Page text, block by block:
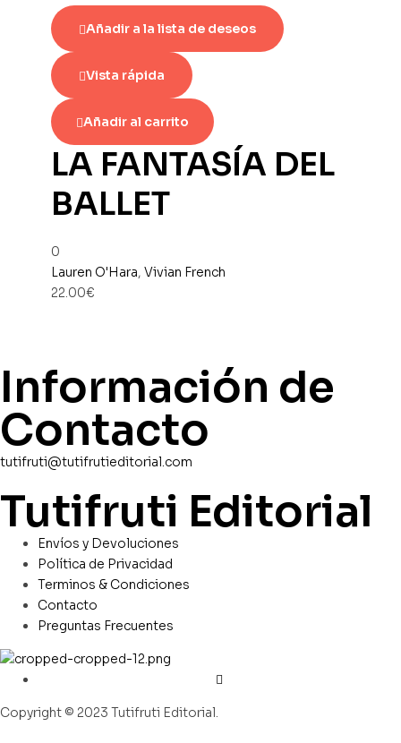
Añadir a la lista de deseos
Vista rápida
Añadir al carrito
LA FANTASÍA DEL
BALLET
0
Lauren O'Hara, Vivian French
22.00€
Información de
Contacto
tutifruti@tutifrutieditorial.com
Tutifruti Editorial
Envíos y Devoluciones
Política de Privacidad
Terminos & Condiciones
Contacto
Preguntas Frecuentes
Copyright © 2023 Tutifruti Editorial.